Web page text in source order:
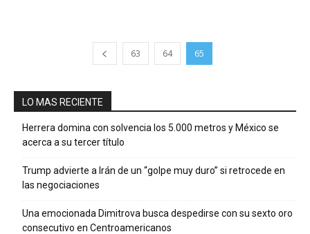
63 64 65
LO MAS RECIENTE
Herrera domina con solvencia los 5.000 metros y México se
acerca a su tercer título
Trump advierte a Irán de un “golpe muy duro” si retrocede en
las negociaciones
Una emocionada Dimitrova busca despedirse con su sexto oro
consecutivo en Centroamericanos